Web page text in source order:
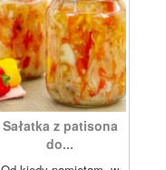
Sałatka z patisona
do...